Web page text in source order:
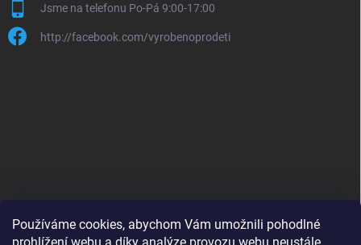
Používáme cookies, abychom Vám umožnili pohodlné
Jsme na telefonu Po-Pá 9:00-17:00
http://facebook.com/vyrobenoprodeti